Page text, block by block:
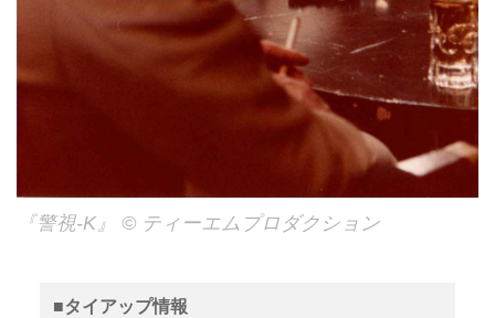
『警視-K』 © ティーエムプロダクション
■タイアップ情報